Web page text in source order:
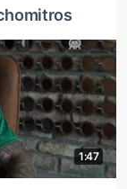
1:47